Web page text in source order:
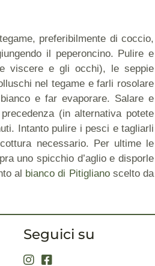
preferibilmente di coccio,
il peperoncino. Pulire e
viscere e gli occhi), le seppie
nel tegame e farli rosolare
e far evaporare. Salare e
(in alternativa potete
Intanto pulire i pesci e tagliarli
necessario. Per ultime le
uno spicchio d’aglio e disporle
al bianco di Pitiglianoscelto da
Seguici su